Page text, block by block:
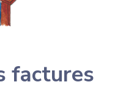
factures